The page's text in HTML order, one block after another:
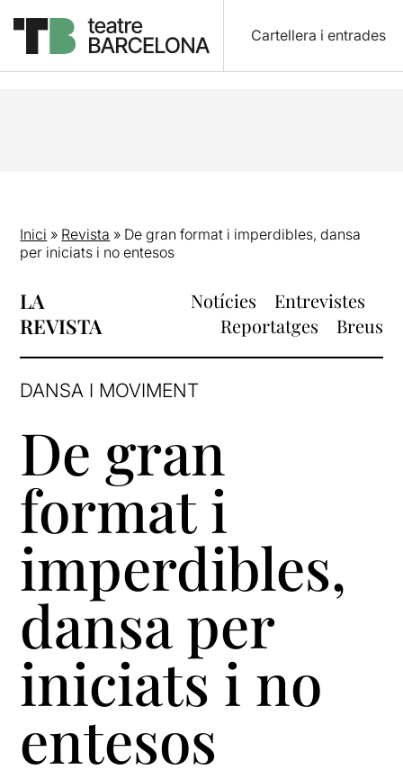
Cartellera i entrades
Inici » Revista » De gran format i imperdibles, dansa
per iniciats i no entesos
LA
REVISTA
Notícies
Entrevistes
Reportatges
Breus
DANSA I MOVIMENT
De gran
format i
imperdibles,
dansa per
iniciats i no
entesos